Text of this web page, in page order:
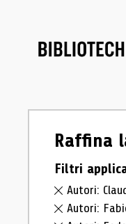
Raffina
Filtri
Autori:
Autori: